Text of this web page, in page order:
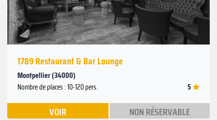
1789 Restaurant & Bar Lounge
Montpellier (34000)
Nombre de places : 10-120 pers. 5
VOIR NON RÉSERVABLE